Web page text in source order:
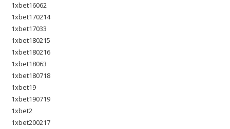
1xbet16062
1xbet170214
1xbet17033
1xbet180215
1xbet180216
1xbet18063
1xbet180718
1xbet19
1xbet190719
1xbet2
1xbet200217